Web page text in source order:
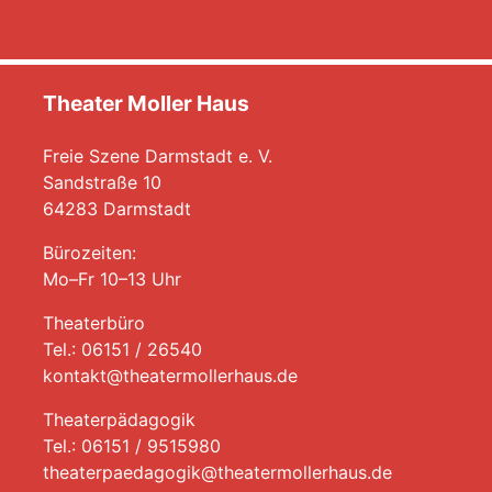
Theater Moller Haus
Freie Szene Darmstadt e. V.
Sandstraße 10
64283 Darmstadt
Bürozeiten:
Mo–Fr 10–13 Uhr
Theaterbüro
Tel.: 06151 / 26540
kontakt@theatermollerhaus.de
Theaterpädagogik
Tel.: 06151 / 9515980
theaterpaedagogik@theatermollerhaus.de